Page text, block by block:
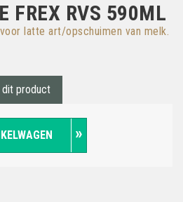
FREX RVS 590ML
latte art/opschuimen van melk.
dit product